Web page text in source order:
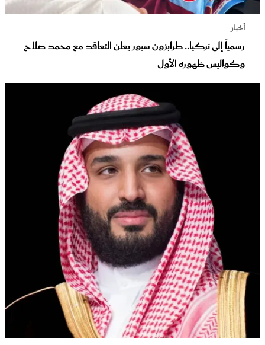
أخبار
رسمياً إلى تركيا.. طرابزون سبور يعلن التعاقد مع محمد صلاح
وكواليس ظهوره الأول